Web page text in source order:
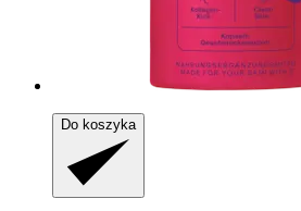
Do koszyka